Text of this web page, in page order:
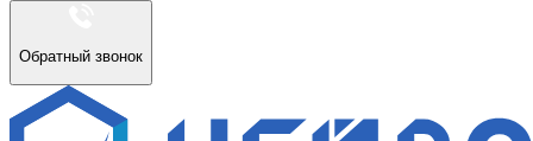
Обратный звонок